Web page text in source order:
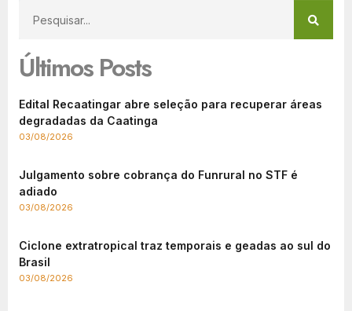
Últimos Posts
Edital Recaatingar abre seleção para recuperar áreas
degradadas da Caatinga
03/08/2026
Julgamento sobre cobrança do Funrural no STF é
adiado
03/08/2026
Ciclone extratropical traz temporais e geadas ao sul do
Brasil
03/08/2026